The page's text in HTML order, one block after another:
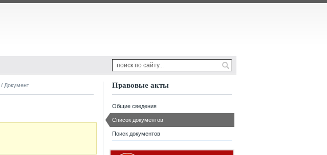
/ Документ Правовые акты
Общие сведения
Список документов
Поиск документов